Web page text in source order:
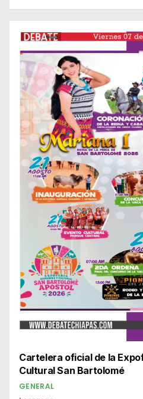
Cartelera oficial de la
Cultural San Bartolomé
GENERAL